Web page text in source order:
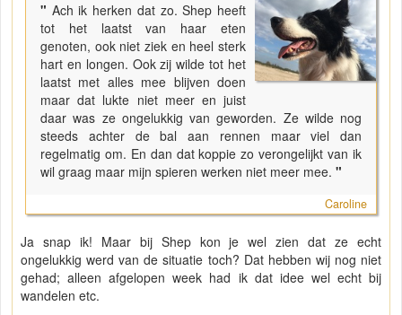
" Ach ik herken dat zo. Shep heeft
tot het laatst van haar eten
genoten, ook niet ziek en heel sterk
hart en longen. Ook zij wilde tot het
laatst met alles mee blijven doen
maar dat lukte niet meer en juist
daar was ze ongelukkig van geworden. Ze wilde nog
steeds achter de bal aan rennen maar viel dan
regelmatig om. En dan dat koppie zo verongelijkt van ik
wil graag maar mijn spieren werken niet meer mee. "
Caroline
Ja snap ik! Maar bij Shep kon je wel zien dat ze echt
ongelukkig werd van de situatie toch? Dat hebben wij nog niet
gehad; alleen afgelopen week had ik dat idee wel echt bij
wandelen etc.